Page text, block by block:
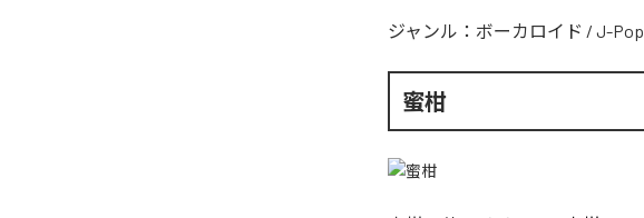
ジャンル： ボーカロイド / J-Pop
蜜柑